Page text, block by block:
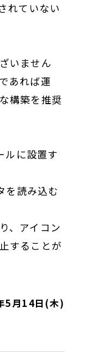
れていない
いません
あれば運
構築を推奨
ルに設置す
を読み込む
、アイコン
することが
5月14日(木)